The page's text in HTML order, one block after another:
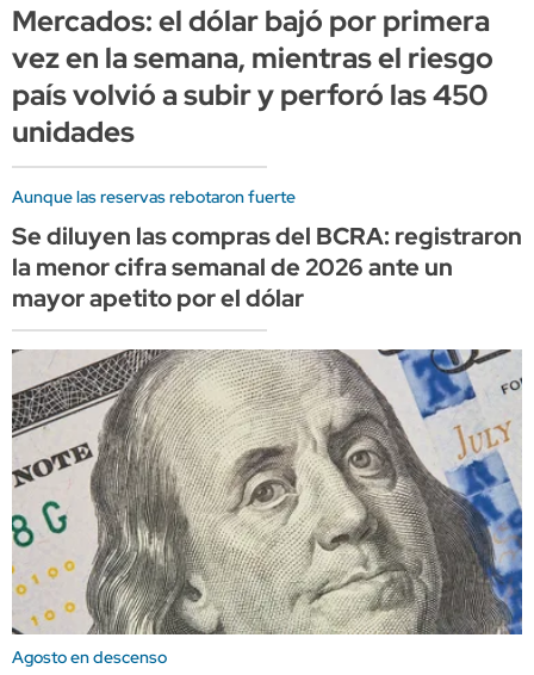
Mercados: el dólar bajó por primera
vez en la semana, mientras el riesgo
país volvió a subir y perforó las 450
unidades
Aunque las reservas rebotaron fuerte
Se diluyen las compras del BCRA: registraron
la menor cifra semanal de 2026 ante un
mayor apetito por el dólar
Agosto en descenso